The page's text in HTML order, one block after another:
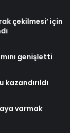
çekilmesi’ için
genişletti
varmak